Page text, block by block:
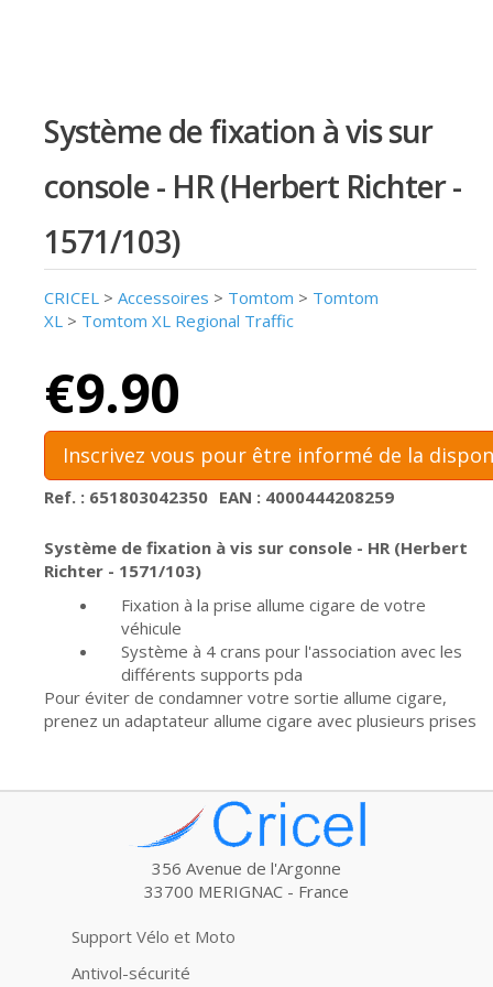
Système de fixation à vis sur
console - HR (Herbert Richter -
1571/103)
CRICEL > Accessoires > Tomtom > Tomtom
XL > Tomtom XL Regional Traffic
€9.90
Inscrivez vous pour être informé de la
Ref. : 651803042350 EAN : 4000444208259
Système de fixation à vis sur console - HR (Herbert
Richter - 1571/103)
Fixation à la prise allume cigare de votre
véhicule
Système à 4 crans pour l'association avec les
différents supports pda
Pour éviter de condamner votre sortie allume cigare,
prenez un adaptateur allume cigare avec plusieurs prises
356 Avenue de l'Argonne
33700 MERIGNAC - France
Support Vélo et Moto
Antivol-sécurité